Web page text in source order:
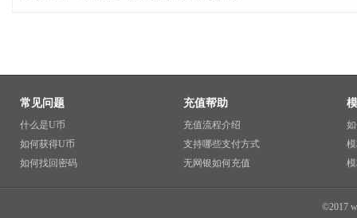
常见问题
什么是U币
如何获得U币
如何找回密码
充值帮助
充值流程介绍
支持哪些支付方式
无网银如何充值
©2017